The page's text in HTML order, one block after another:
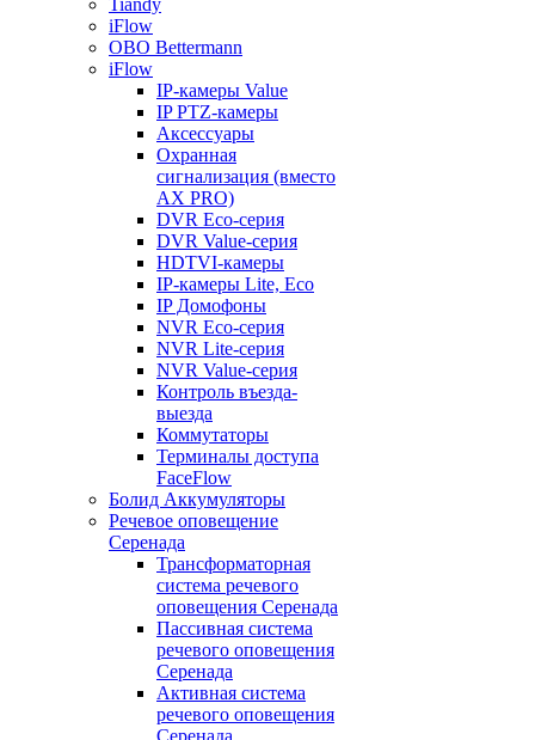
Tiandy
iFlow
OBO Bettermann
iFlow
IP-камеры Value
IP PTZ-камеры
Аксессуары
Охранная
сигнализация (вместо
AX PRO)
DVR Eco-серия
DVR Value-серия
HDTVI-камеры
IP-камеры Lite, Eco
IP Домофоны
NVR Eco-серия
NVR Lite-серия
NVR Value-серия
Контроль въезда-
выезда
Коммутаторы
Терминалы доступа
FaceFlow
Болид Аккумуляторы
Речевое оповещение
Серенада
Трансформаторная
система речевого
оповещения Серенада
Пассивная система
речевого оповещения
Серенада
Активная система
речевого оповещения
Серенада